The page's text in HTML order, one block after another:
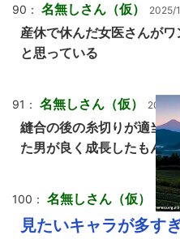
90： 名無しさん（仮） 2025/
産休で休んだ女医さんが
と思っている
91： 名無しさん（仮） 2025/
縫合の後の糸切りが適当
た男が良く成長したもんだ
100： 名無しさん（仮）
見たいキャラが多す